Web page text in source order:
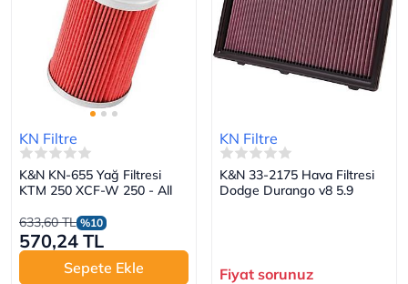
KN Filtre
K&N KN-655 Yağ Filtresi
KTM 250 XCF-W 250 - All
633,60 TL %10
570,24 TL
Sepete Ekle
KN Filtre
K&N 33-2175 Hava Filtresi
Dodge Durango v8 5.9
Fiyat sorunuz